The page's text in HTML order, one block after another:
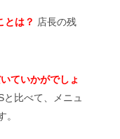
は？ 店長の残
ていかがでしょ
比べて、メニュ
。